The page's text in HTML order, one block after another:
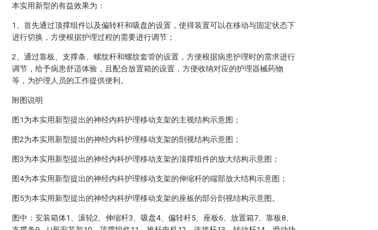
本实用新型的有益效果为：
1、首先通过顶撑组件以及偏转杆和吸盘的设置，使得装置可以在移动与固定状态下
进行切换，方便根据护理过程的需要进行调节；
2、通过靠板、支撑条、螺纹杆和螺纹套管的设置，方便根据病患护理时的需求进行
调节，给予病患舒适体验，且配合放置箱的设置，方便收纳对应的护理器械药物
等，为护理人员的工作提供便利。
附图说明
图1为本实用新型提出的神经内科护理移动支架的主视结构示意图；
图2为本实用新型提出的神经内科护理移动支架的剖视结构示意图；
图3为本实用新型提出的神经内科护理移动支架的顶撑组件的放大结构示意图；
图4为本实用新型提出的神经内科护理移动支架的伸缩杆的端部放大结构示意图；
图5为本实用新型提出的神经内科护理移动支架的座板的部分剖视结构示意图。
图中：安装箱体1、滚轮2、伸缩杆3、吸盘4、偏转杆5、座板6、放置箱7、靠板8、